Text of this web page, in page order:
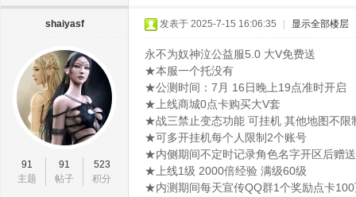
shaiyasf
91
主题
91
帖子
523
积分
发表于 2025-7-15 16:06:35 显示全部楼层
永不为奴神泣公益服5.0 大V免费送
★本服一个托没有
★公测时间：7月 16日晚上19点准时开启
★上线商城0点卡购买大V套
★战三禁止变态功能 可挂机 其他地图不限
★可多开挂机每个人限制2个账号
★内侧期间不定时记录角色名字开区后赠
★上线1级 2000倍经验 满级60级
★内测期间每天宣传QQ群1个奖励点卡